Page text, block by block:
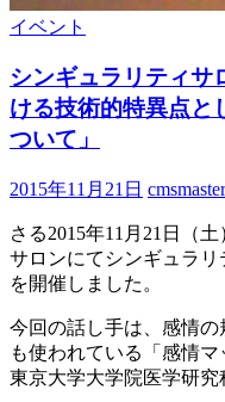
イベント
シンギュラリティサ
ける技術的特異点と
ついて」
2015年11月21日 cmsmaster
さる2015年11月21日（
サロンにてシンギュラリ
を開催しました。
今回の話し手は、感情の
も使われている「感情マ
東京大学大学院医学研究